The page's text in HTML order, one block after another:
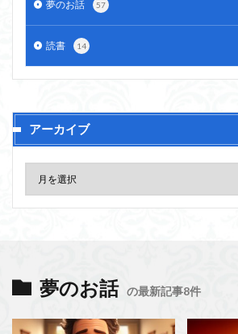
夢のお話 57
読書 14
アーカイブ
夢のお話 の最新記事8件